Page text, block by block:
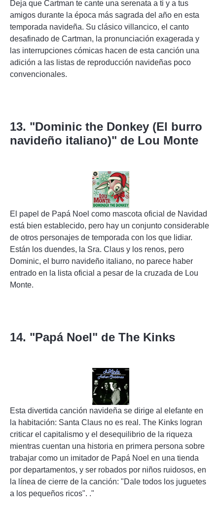
Deja que Cartman te cante una serenata a ti y a tus
amigos durante la época más sagrada del año en esta
temporada navideña. Su clásico villancico, el canto
desafinado de Cartman, la pronunciación exagerada y
las interrupciones cómicas hacen de esta canción una
adición a las listas de reproducción navideñas poco
convencionales.
13. "Dominic the Donkey (El burro
navideño italiano)" de Lou Monte
El papel de Papá Noel como mascota oficial de Navidad
está bien establecido, pero hay un conjunto considerable
de otros personajes de temporada con los que lidiar.
Están los duendes, la Sra. Claus y los renos, pero
Dominic, el burro navideño italiano, no parece haber
entrado en la lista oficial a pesar de la cruzada de Lou
Monte.
14. "Papá Noel" de The Kinks
Esta divertida canción navideña se dirige al elefante en
la habitación: Santa Claus no es real. The Kinks logran
criticar el capitalismo y el desequilibrio de la riqueza
mientras cuentan una historia en primera persona sobre
trabajar como un imitador de Papá Noel en una tienda
por departamentos, y ser robados por niños ruidosos, en
la línea de cierre de la canción: "Dale todos los juguetes
a los pequeños ricos". ."